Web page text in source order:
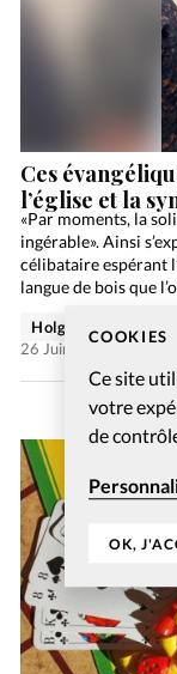
COOKIES
Ce site
votre
de
OK,
Ces
l’église et la
«Par moments, la
ingérable». Ainsi
célibataire espérant
langue de bois que
Holger Wetjen
26 Juin 2026